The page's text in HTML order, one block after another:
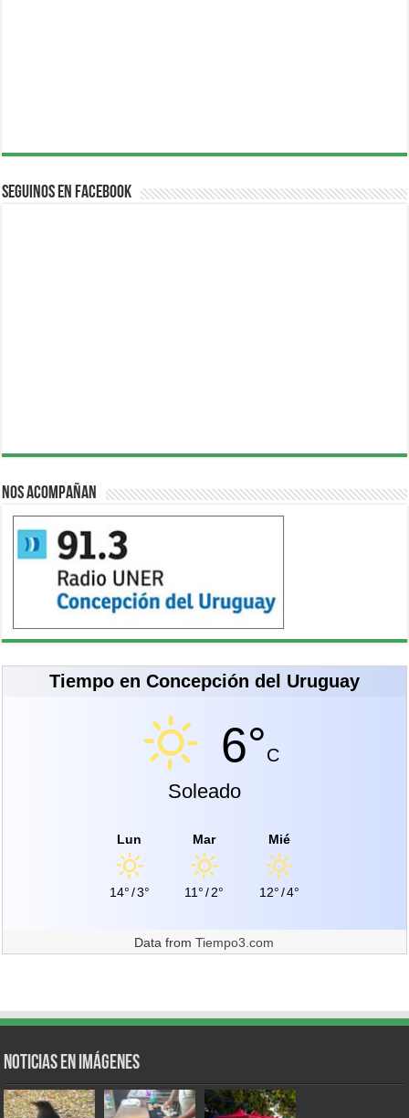
Seguinos en Facebook
Nos acompañan
Tiempo en Concepción del Uruguay
6°C
Soleado
Lun
14°/3°
Mar
11° /2°
Mié
12°/4°
Data fromTiempo3.com
Noticias en Imágenes